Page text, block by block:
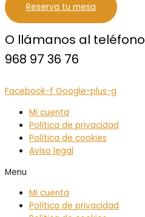
Reserva tu mesa
O llámanos al teléfono
968 97 36 76
Facebook-f Google-plus-g
Mi cuenta
Política de privacidad
Política de cookies
Aviso legal
Menu
Mi cuenta
Política de privacidad